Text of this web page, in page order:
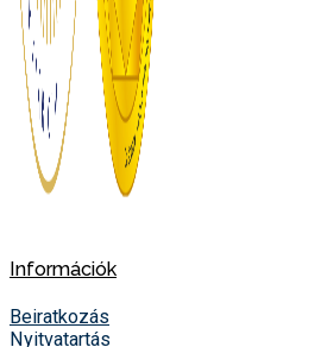
Információk
Beiratkozás
Nyitvatartás